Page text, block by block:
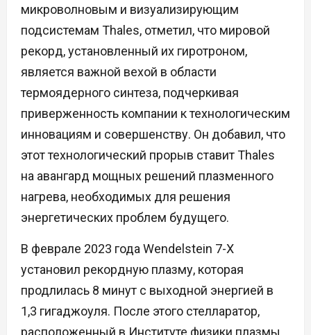
микроволновым и визуализирующим
подсистемам Thales, отметил, что мировой
рекорд, установленный их гиротроном,
является важной вехой в области
термоядерного синтеза, подчеркивая
приверженность компании к технологическим
инновациям и совершенству. Он добавил, что
этот технологический прорыв ставит Thales
на авангард мощных решений плазменного
нагрева, необходимых для решения
энергетических проблем будущего.
В феврале 2023 года Wendelstein 7-X
установил рекордную плазму, которая
продлилась 8 минут с выходной энергией в
1,3 гигаджоуля. После этого стелларатор,